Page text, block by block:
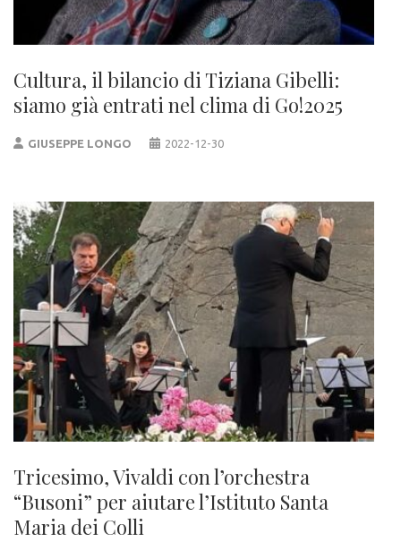
Cultura, il bilancio di Tiziana Gibelli:
siamo già entrati nel clima di Go!2025
GIUSEPPE LONGO 2022-12-30
Tricesimo, Vivaldi con l’orchestra
“Busoni” per aiutare l’Istituto Santa
Maria dei Colli